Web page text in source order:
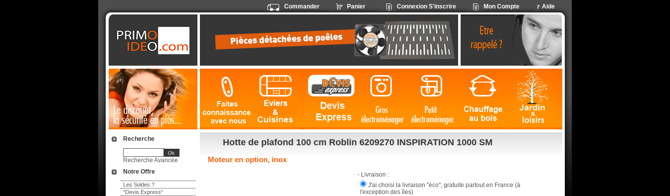
Aide
Mon Compte
Connexion S'inscrire
Panier
Commander
Notre Offre
Les Soldes ?
"Devis Express"
Recherche
Recherche Avancée
Hotte de plafond 100 cm Roblin 6209270 INSPIRATION 1000 SM
Moteur en option, inox
- Livraison :
J'ai choisi la livraison "éco", gratuite partout en France (à
l'exception des îles)